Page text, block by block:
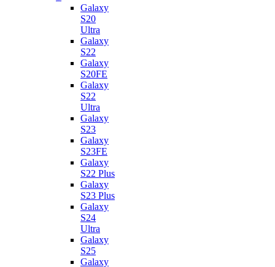
Galaxy
S20
Ultra
Galaxy
S22
Galaxy
S20FE
Galaxy
S22
Ultra
Galaxy
S23
Galaxy
S23FE
Galaxy
S22 Plus
Galaxy
S23 Plus
Galaxy
S24
Ultra
Galaxy
S25
Galaxy